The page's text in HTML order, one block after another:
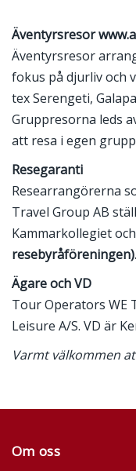
Äventyrsresor
Äventyrsresor
fokus på djurliv och
tex Serengeti,
Gruppresorna leds
att resa i egen
Resegaranti
Researrangörerna
Travel Group AB
Kammarkollegiet
resebyråföreningen).
Ägare och VD
Tour Operators WE
Leisure A/S. VD är
Varmt välkommen
Om oss